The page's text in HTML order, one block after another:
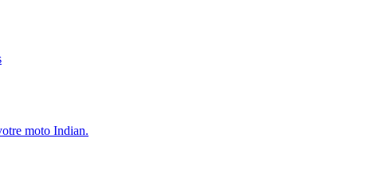
moto Indian.